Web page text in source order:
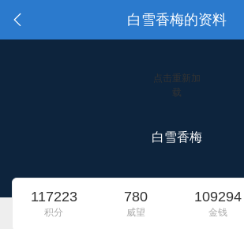
白雪香梅的资料
点击重新加
载
白雪香梅
117223
积分
780
威望
109294
金钱